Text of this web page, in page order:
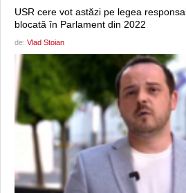
USR cere vot astăzi pe legea
blocată în Parlament din 2022
de: Vlad Stoian